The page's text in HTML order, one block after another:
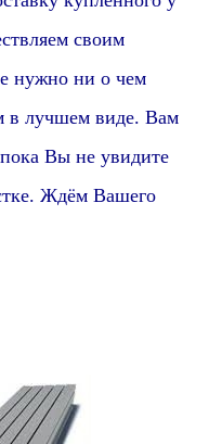
своим
нужно ни о чем
в лучшем виде. Вам
Вы не увидите
Ждём Вашего